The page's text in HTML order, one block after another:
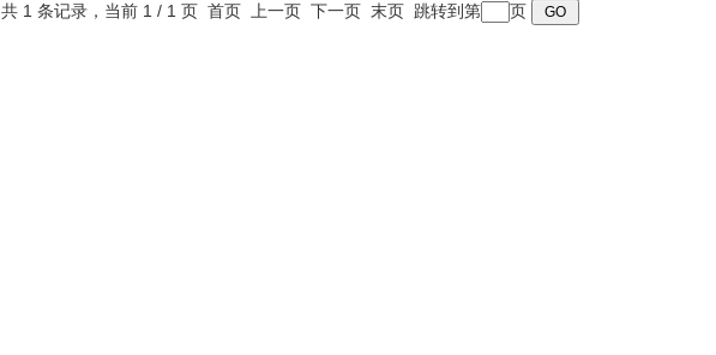
共 1 条记录，当前 1 / 1 页 首页 上一页 下一页 末页 跳转到第 页